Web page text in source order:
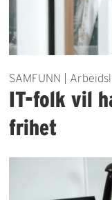
SAMFUNN |
IT-folk vil
frihet